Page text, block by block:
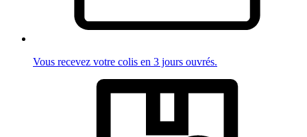
Vous recevez votre colis en 3 jours ouvrés.